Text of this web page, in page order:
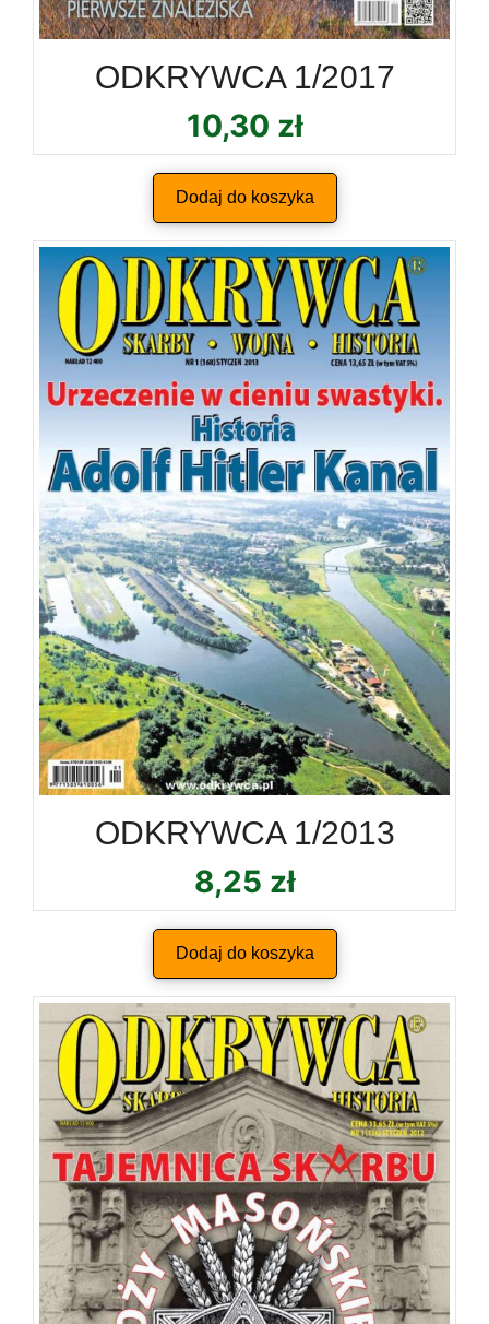
ODKRYWCA 1/2017
10,30 zł
Dodaj do koszyka
ODKRYWCA 1/2013
8,25 zł
Dodaj do koszyka